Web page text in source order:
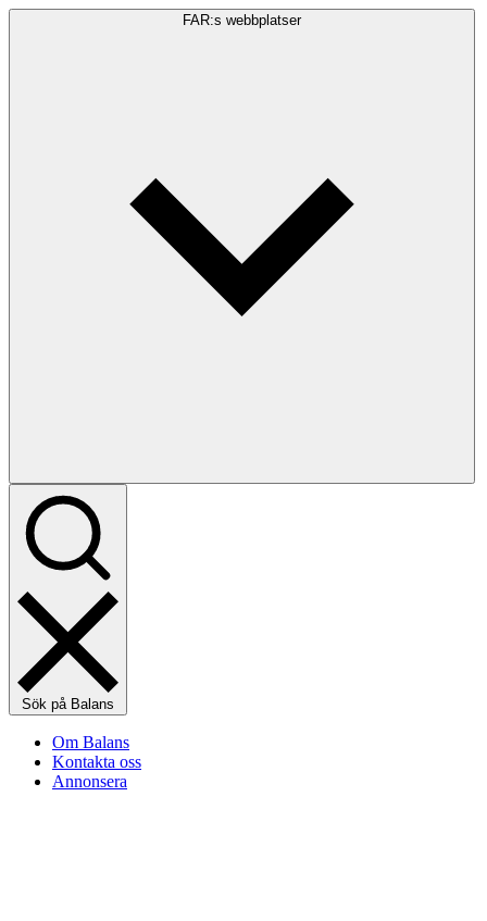
FAR:s webbplatser
Sök på Balans
Om Balans
Kontakta oss
Annonsera